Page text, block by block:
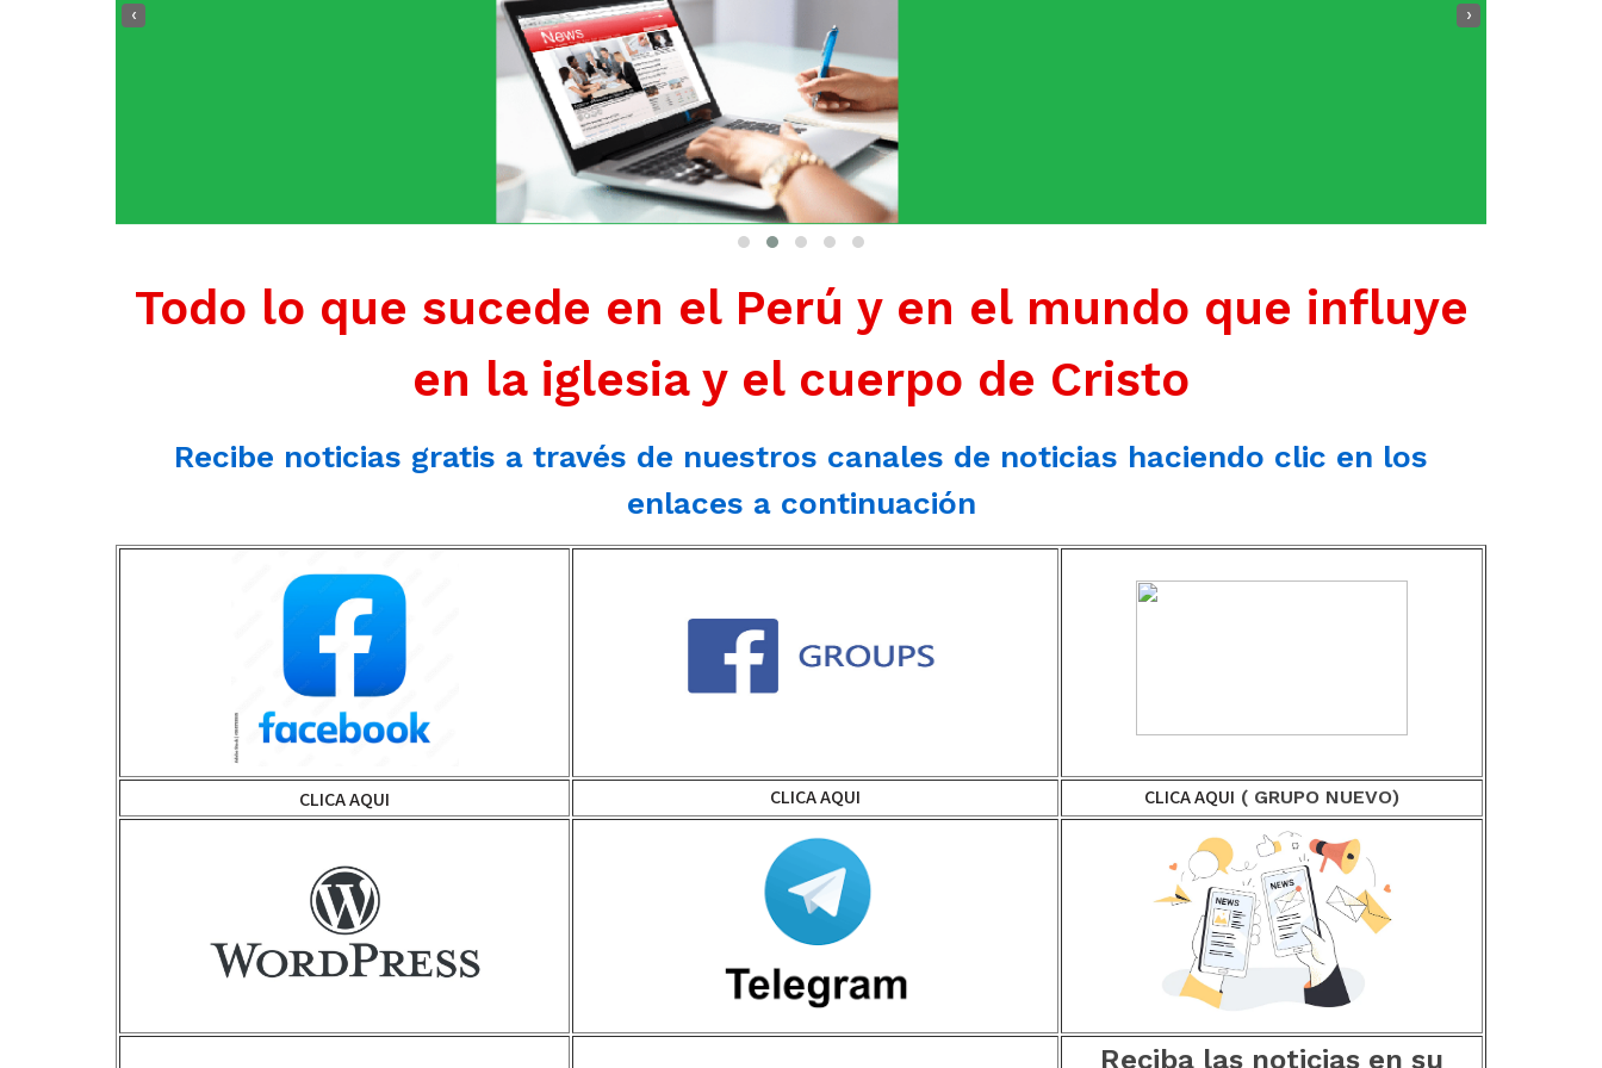
‹ ›
Todo lo que sucede en el Perú y en el mundo que influye
en la iglesia y el cuerpo de Cristo
Recibe noticias gratis a través de nuestros canales de noticias haciendo clic en los
enlaces a continuación
CLICA AQUI CLICA AQUI CLICA AQUI ( GRUPO NUEVO)
Reciba las noticias en su